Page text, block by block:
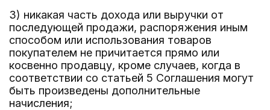
3) никакая часть дохода или выручки от
последующей продажи, распоряжения иным
способом или использования товаров
покупателем не причитается прямо или
косвенно продавцу, кроме случаев, когда в
соответствии со статьей 5 Соглашения могут
быть произведены дополнительные
начисления;